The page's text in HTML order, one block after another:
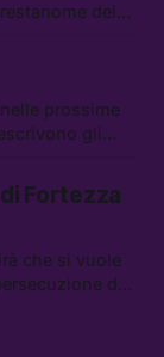
del
di
stata
prossime
gli
stati arrestati
Fortezza
che si vuole
dei
sotto il